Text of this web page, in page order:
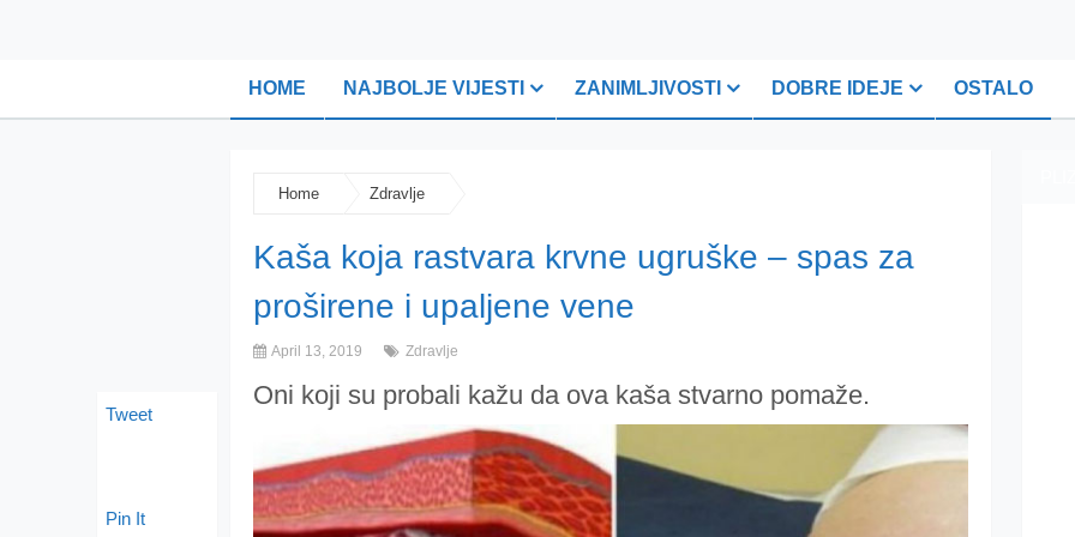
HOME NAJBOLJE VIJESTI ZANIMLJIVOSTI DOBRE IDEJE OSTALO
Home Zdravlje
Kaša koja rastvara krvne ugruške – spas za
proširene i upaljene vene
April 13, 2019 Zdravlje
Oni koji su probali kažu da ova kaša stvarno pomaže.
Tweet
Pin It